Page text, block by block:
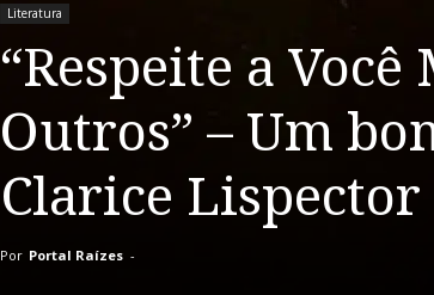
Literatura
“Respeite a
Outros” – Um
Clarice Lispector
Por Portal Raízes -